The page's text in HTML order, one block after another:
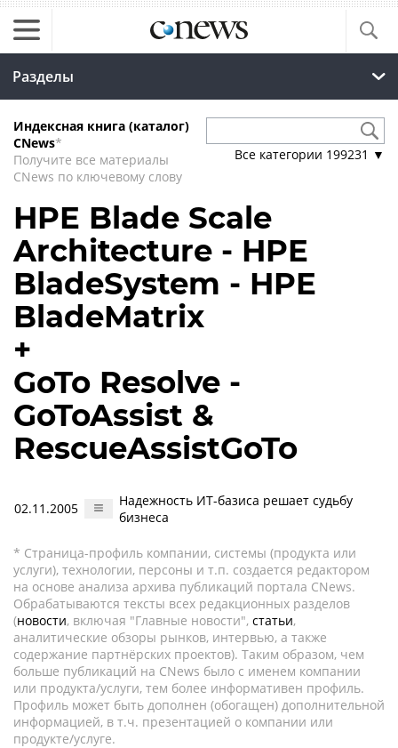
Разделы
Индексная книга (каталог)
CNews*
Получите все материалы
CNews по ключевому слову
Все категории 199231 ▼
HPE Blade Scale
Architecture - HPE
BladeSystem - HPE
BladeMatrix
+
GoTo Resolve -
GoToAssist &
RescueAssistGoTo
02.11.2005
Надежность ИТ-базиса решает судьбу
бизнеса
* Страница-профиль компании, системы (продукта или
услуги), технологии, персоны и т.п. создается редактором
на основе анализа архива публикаций портала CNews.
Обрабатываются тексты всех редакционных разделов
(новости, включая "Главные новости", статьи,
аналитические обзоры рынков, интервью, а также
содержание партнёрских проектов). Таким образом, чем
больше публикаций на CNews было с именем компании
или продукта/услуги, тем более информативен профиль.
Профиль может быть дополнен (обогащен) дополнительной
информацией, в т.ч. презентацией о компании или
продукте/услуге.